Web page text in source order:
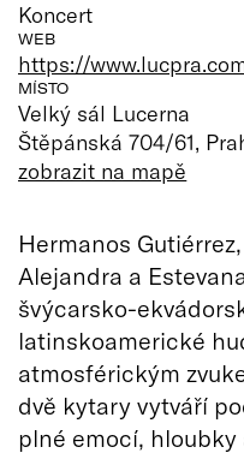
Koncert
WEB
https://
MÍSTO
Velký sál Lucerna
Štěpánská 704/61,
zobrazit na mapě
Hermanos
Alejandra a
švýcarsko-
latinskoamerické
atmosférickým
dvě kytary vytváří
plné emocí,